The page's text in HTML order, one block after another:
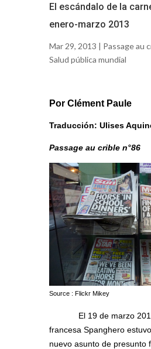
El escándalo de la
enero-marzo 2013
Mar 29, 2013 | Passage au
Salud pública mundial
Por Clément Paule
Traducción: Ulises
Passage au crible n°86
Source : Flickr Mikey
El 19 de marzo
francesa Spanghero
nuevo asunto de presunto